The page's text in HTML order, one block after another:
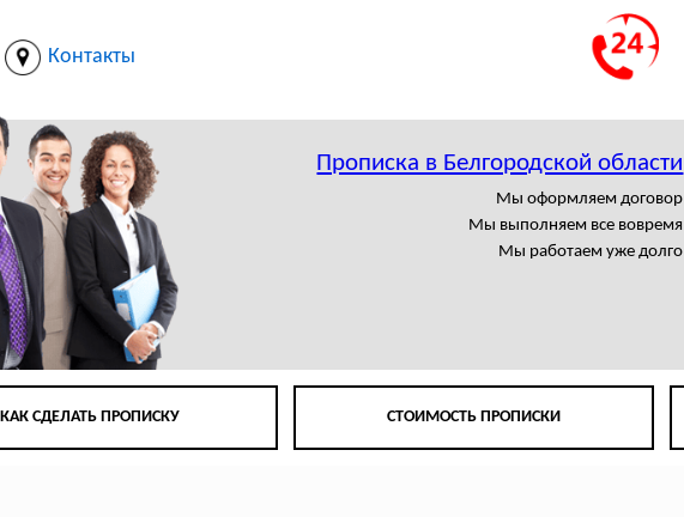
Контакты
Прописка в Белгородской области
Мы оформляем договор
Мы выполняем все вовремя
Мы работаем уже долго
КАК СДЕЛАТЬ ПРОПИСКУ СТОИМОСТЬ ПРОПИСКИ